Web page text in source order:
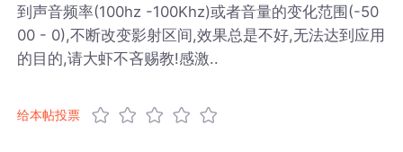
到声音频率(100hz -100Khz)或者音量的变化范围(-50
00 - 0),不断改变影射区间,效果总是不好,无法达到应用
的目的,请大虾不吝赐教!感激..
给本帖投票